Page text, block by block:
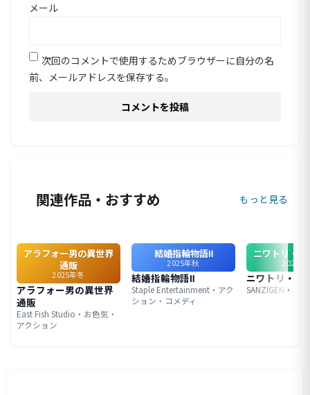
メール
次回のコメントで使用するためブラウザーに自分の名
前、メールアドレスを保存する。
関連作品・おすすめ もっと見る
アラフォー男の異世界
通販
2025年冬
アラフォー男の異世界
通販
East Fish Studio・お色気・
アクション
結婚指輪物語Ⅱ
2025年秋
結婚指輪物語Ⅱ
Staple Entertainment・アク
ション・コメディ
ニワトリ・
2026年
ニワトリ・フ
SANZIGEN・SF